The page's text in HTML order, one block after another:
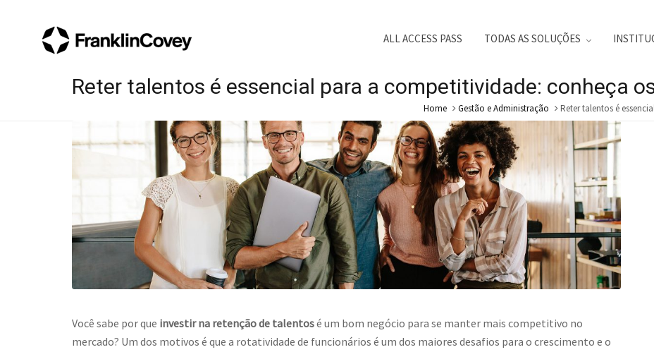
ALL ACCESS PASS TODAS AS SOLUÇÕES
Reter talentos é essencial para a competitividade: conheça
Home Gestão e Administração Reter talentos é
Você sabe por que investir na retenção de talentosé um bom negócio para se manter mais competitivo no
mercado? Um dos motivos é que a rotatividade de funcionários é um dos maiores desafios para o crescimento e o